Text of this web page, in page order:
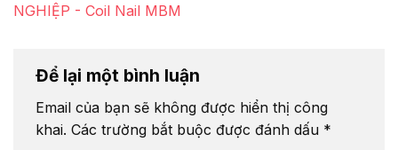
NGHIỆP - Coil Nail MBM
Để lại một bình luận
Email của bạn sẽ không được hiển thị công
khai. Các trường bắt buộc được đánh dấu *